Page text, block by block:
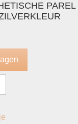
PAREL